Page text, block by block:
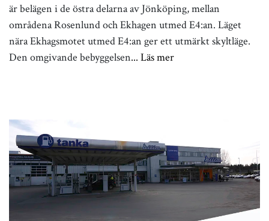
är belägen i de östra delarna av Jönköping, mellan
områdena Rosenlund och Ekhagen utmed E4:an. Läget
nära Ekhagsmotet utmed E4:an ger ett utmärkt skyltläge.
Den omgivande bebyggelsen... Läs mer